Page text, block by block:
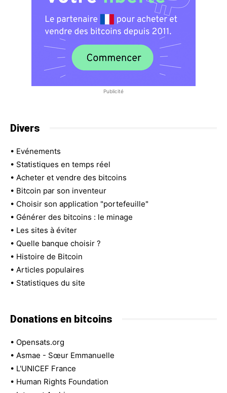
Publicité
Divers
• Evénements
• Statistiques en temps réel
• Acheter et vendre des bitcoins
• Bitcoin par son inventeur
• Choisir son application "portefeuille"
• Générer des bitcoins : le minage
• Les sites à éviter
• Quelle banque choisir ?
• Histoire de Bitcoin
• Articles populaires
• Statistiques du site
Donations en bitcoins
• Opensats.org
• Asmae - Sœur Emmanuelle
• L'UNICEF France
• Human Rights Foundation